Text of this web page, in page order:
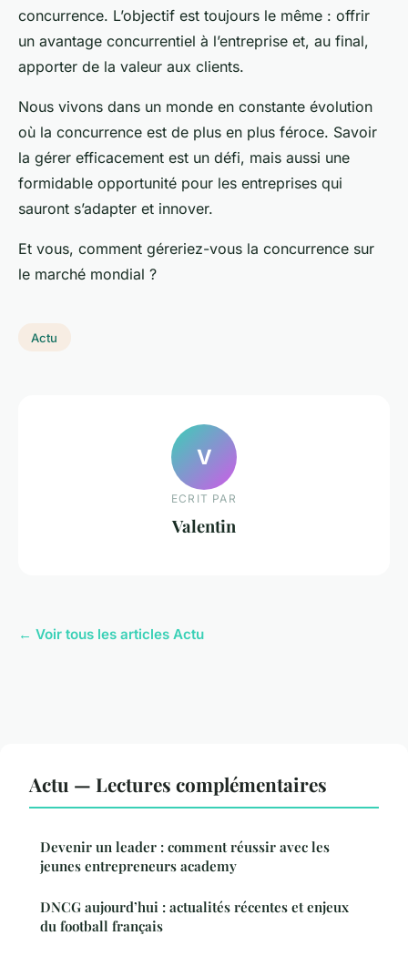
concurrence. L’objectif est toujours le même : offrir
un avantage concurrentiel à l’entreprise et, au final,
apporter de la valeur aux clients.
Nous vivons dans un monde en constante évolution
où la concurrence est de plus en plus féroce. Savoir
la gérer efficacement est un défi, mais aussi une
formidable opportunité pour les entreprises qui
sauront s’adapter et innover.
Et vous, comment géreriez-vous la concurrence sur
le marché mondial ?
Actu
V
ECRIT PAR
Valentin
← Voir tous les articles Actu
Actu — Lectures complémentaires
Devenir un leader : comment réussir avec les
jeunes entrepreneurs academy
DNCG aujourd’hui : actualités récentes et enjeux
du football français